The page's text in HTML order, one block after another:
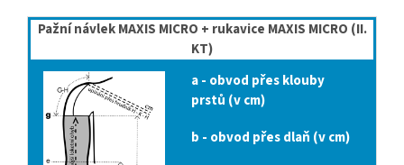
Pažní návlek MAXIS MICRO + rukavice MAXIS MICRO (II.
KT)
a - obvod přes klouby
prstů (v cm)
b - obvod přes dlaň (v cm)